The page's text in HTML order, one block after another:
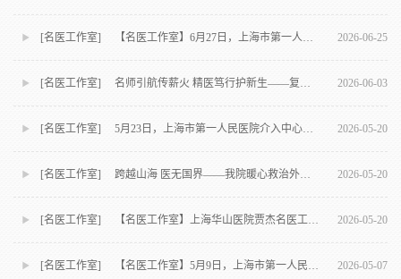
[名医工作室] 【名医工作室】6月27日，上海市第一人民医院介入中心与血管外科专家甘树杰将到我院开展名医诊疗活动 2026-06-25
[名医工作室] 名师引航传薪火 精医笃行护新生——复旦大学附属儿科医院陈超名医“师带徒”工作室正式落户我院 2026-06-03
[名医工作室] 5月23日，上海市第一人民医院介入中心与血管外科专家陆烨将到我院开展名医诊疗活动 2026-05-20
[名医工作室] 跨越山海 医无国界——我院暖心救治外籍船员 2026-05-20
[名医工作室] 【名医工作室】上海华山医院贾杰名医工作室团队到我院开展诊疗活动 助推康复精准诊疗水平提升 2026-05-20
[名医工作室] 【名医工作室】5月9日，上海市第一人民医院介入中心与血管外科专家朱雅亭将到我院开展名医诊疗活动 2026-05-07